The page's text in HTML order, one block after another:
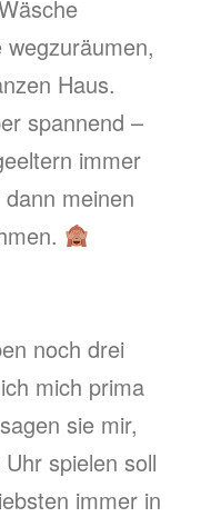
Haus.
spannend –
immer
meinen
noch drei
mich prima
sie mir,
spielen soll
immer in